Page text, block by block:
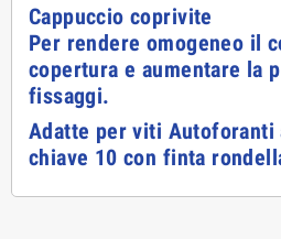
Cappuccio coprivite
Per rendere omogeneo il
copertura e aumentare la
fissaggi.
Adatte per viti Autoforanti
chiave 10 con finta